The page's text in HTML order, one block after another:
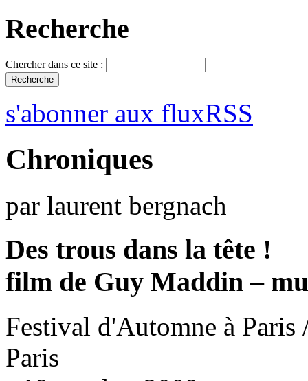
Recherche
Chercher dans ce site :
s'abonner aux fluxRSS
Chroniques
par laurent bergnach
Des trous dans la tête !
film de Guy Maddin –
Festival d'Automne à Paris
Paris